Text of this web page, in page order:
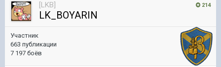
214
[LKB]
LK_BOYARIN
Участник
663 публикации
7 197 боёв